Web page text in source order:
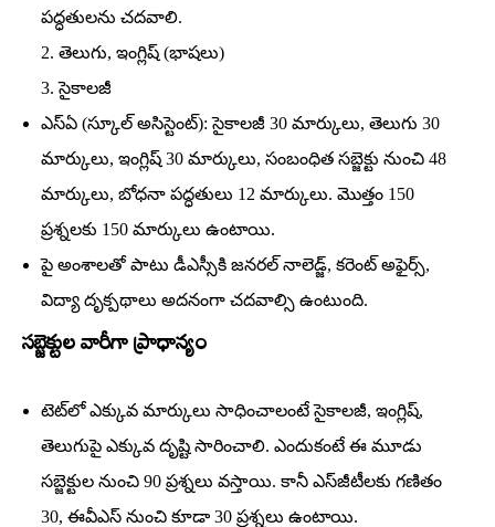
పద్ధతులను చదవాలి.
2. తెలుగు, ఇంగ్లిష్‌ (భాషలు)
3. సైకాలజీ
ఎస్‌ఏ (స్కూల్‌ అసిస్టెంట్‌): సైకాలజీ 30 మార్కులు, తెలుగు 30
మార్కులు, ఇంగ్లిష్‌ 30 మార్కులు, సంబంధిత సబ్జెక్టు నుంచి 48
మార్కులు, బోధనా పద్ధతులు 12 మార్కులు. మొత్తం 150
ప్రశ్నలకు 150 మార్కులు ఉంటాయి.
పై అంశాలతో పాటు డీఎస్సీకి జనరల్‌ నాలెడ్జ్‌, కరెంట్‌ అఫైర్స్‌,
విద్యా దృక్పథాలు అదనంగా చదవాల్సి ఉంటుంది.
సబ్జెక్టుల వారీగా ప్రాధాన్యం
టెట్‌లో ఎక్కువ మార్కులు సాధించాలంటే సైకాలజీ, ఇంగ్లిష్‌,
తెలుగుపై ఎక్కువ దృష్టి సారించాలి. ఎందుకంటే ఈ మూడు
సబ్జెక్టుల నుంచి 90 ప్రశ్నలు వస్తాయి. కానీ ఎస్‌జీటీలకు గణితం
30, ఈవీఎస్‌ నుంచి కూడా 30 ప్రశ్నలు ఉంటాయి.